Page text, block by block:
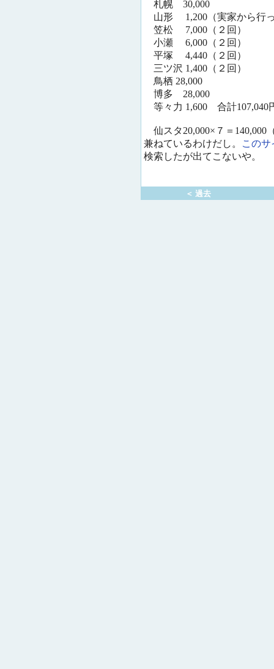
札幌 30,000
山形 1,200（実家から行
笠松 7,000（２回）
小瀬 6,000（２回）
平塚 4,440（２回）
三ツ沢 1,400（２回）
鳥栖 28,000
博多 28,000
等々力 1,600 合計107,040
仙スタ20,000×７＝140,000
兼ねているわけだし。
このサ
検索したが出てこないや。
＜ 過去